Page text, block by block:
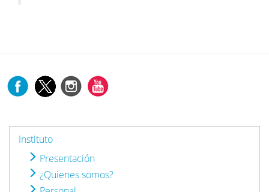
Instituto
Presentación
¿Quienes somos?